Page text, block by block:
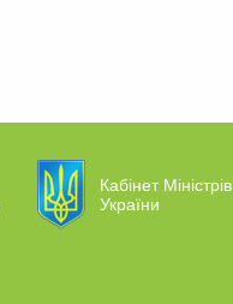
Кабінет Міністрів
України